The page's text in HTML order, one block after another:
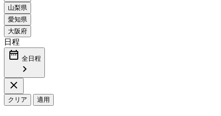
日程
date_range 全日程
chevron_right
close
クリア 適用